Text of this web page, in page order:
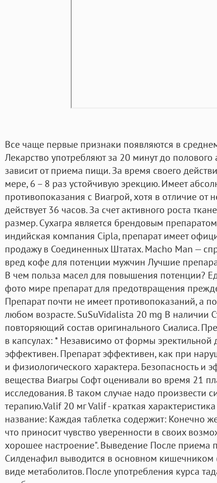
Все чаще первые признаки появляются в
Лекарство употребляют за 20 минут до полового
зависит от приема пищи. За время своего
мере, 6 – 8 раз устойчивую эрекцию. Имеет
противопоказания с Виагрой, хотя в отличие от
действует 36 часов. За счет активного роста
размер. Сухагра является брендовым
индийская компания Cipla, препарат имеет
продажу в Соединенных Штатах. Macho Man —
вред кофе для потенции мужчин Лучшие
В чем польза масел для повышения потенции?
фото мире препарат для предотвращения
Препарат почти не имеет противопоказаний, а
любом возрасте. SuSuVidalista 20 mg В наличии
повторяющий состав оригинального Сиалиса.
в капсулах: * Независимо от формы эректильной
эффективен. Препарат эффективен, как при
и физиологического характера. Безопасность и
вещества Виагры Софт оценивали во время 21
исследования. В таком случае надо произвести
терапию.Valif 20 мг Valif - краткая
название: Каждая таблетка содержит: Конечно
что приносит чувство уверенности в своих
хорошее настроение". Выведение После приема
Силденафил выводится в основном кишечником
виде метаболитов. После употребления курса